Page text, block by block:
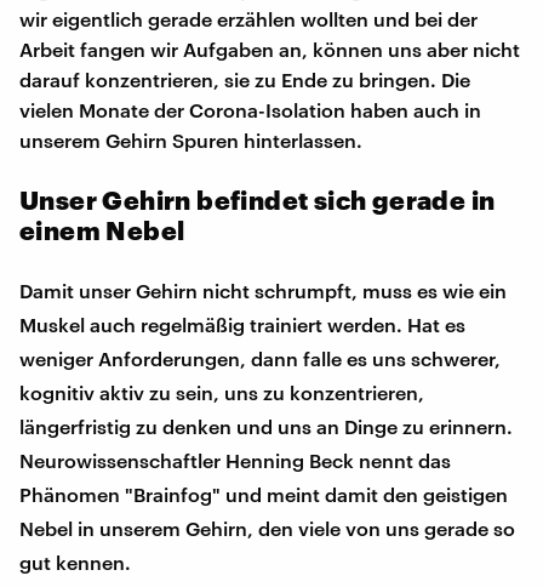
wir eigentlich gerade erzählen wollten und bei der
Arbeit fangen wir Aufgaben an, können uns aber nicht
darauf konzentrieren, sie zu Ende zu bringen. Die
vielen Monate der Corona-Isolation haben auch in
unserem Gehirn Spuren hinterlassen.
Unser Gehirn befindet sich gerade in
einem Nebel
Damit unser Gehirn nicht schrumpft, muss es wie ein
Muskel auch regelmäßig trainiert werden. Hat es
weniger Anforderungen, dann falle es uns schwerer,
kognitiv aktiv zu sein, uns zu konzentrieren,
längerfristig zu denken und uns an Dinge zu erinnern.
Neurowissenschaftler Henning Beck nennt das
Phänomen "Brainfog" und meint damit den geistigen
Nebel in unserem Gehirn, den viele von uns gerade so
gut kennen.